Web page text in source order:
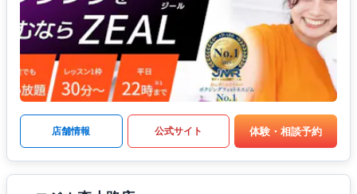
店舗情報 公式サイト 体験・相談予約